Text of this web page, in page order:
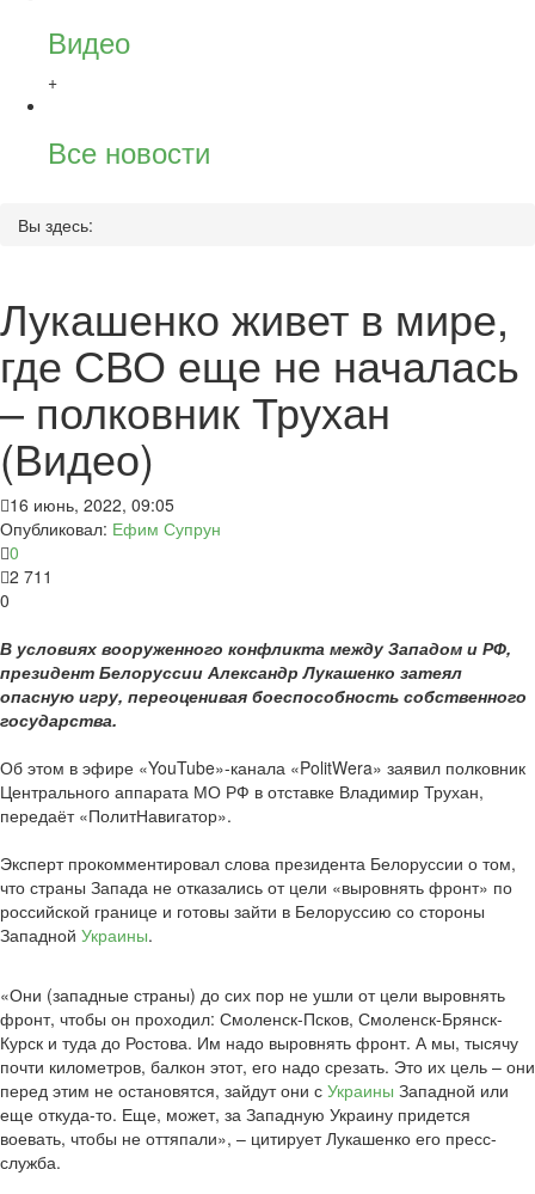
Видео
+
Все новости
Вы здесь:
Лукашенко живет в мире,
где СВО еще не началась
– полковник Трухан
(Видео)
16 июнь, 2022, 09:05
Опубликовал: Ефим Супрун
0
2 711
0
В условиях вооруженного конфликта между Западом и РФ,
президент Белоруссии Александр Лукашенко затеял
опасную игру, переоценивая боеспособность собственного
государства.
Об этом в эфире «YouTube»-канала «PolitWera» заявил полковник
Центрального аппарата МО РФ в отставке Владимир Трухан,
передаёт «ПолитНавигатор».
Эксперт прокомментировал слова президента Белоруссии о том,
что страны Запада не отказались от цели «выровнять фронт» по
российской границе и готовы зайти в Белоруссию со стороны
Западной Украины.
«Они (западные страны) до сих пор не ушли от цели выровнять
фронт, чтобы он проходил: Смоленск-Псков, Смоленск-Брянск-
Курск и туда до Ростова. Им надо выровнять фронт. А мы, тысячу
почти километров, балкон этот, его надо срезать. Это их цель – они
перед этим не остановятся, зайдут они с Украины Западной или
еще откуда-то. Еще, может, за Западную Украину придется
воевать, чтобы не оттяпали», – цитирует Лукашенко его пресс-
служба.